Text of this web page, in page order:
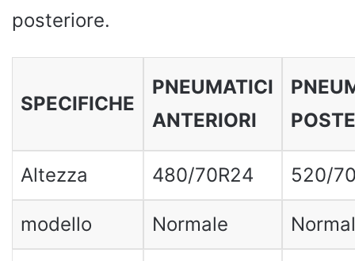
posteriore.
SPECIFICHE
PNEUMATICI
ANTERIORI
Altezza 480/70R24 520/
modello Normale